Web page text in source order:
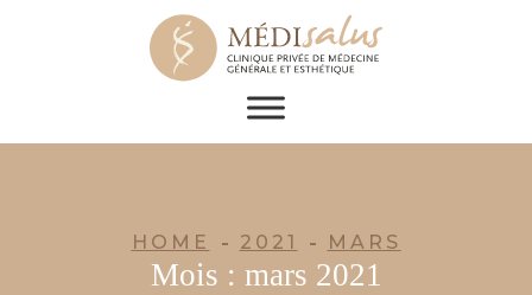
Mois : mars 2021
HOME 2021 MARS